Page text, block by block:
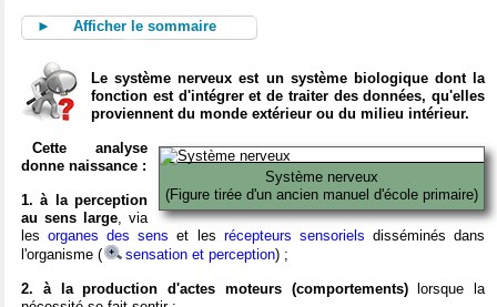
► Afficher le sommaire
Le système nerveux est un système biologique dont la
fonction est d'intégrer et de traiter des données, qu'elles
proviennent du monde extérieur ou du milieu intérieur.
Système nerveux
(Figure tirée d'un ancien manuel d'école primaire)
Cette analyse
donne naissance :
1. à la perception
au sens large, via
lesorganes des sens et les récepteurs sensoriels disséminés dans
l'organisme (
sensation et perception) ;
2. à la production d'actes moteurs (comportements)lorsque la